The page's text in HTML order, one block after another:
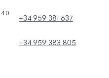
+34 959 381 637
+34 959 383 805